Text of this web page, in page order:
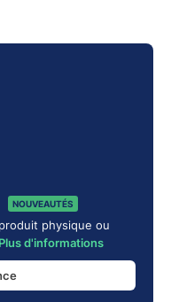
NOUVEAUTÉS
physique ou
Plus d'informations